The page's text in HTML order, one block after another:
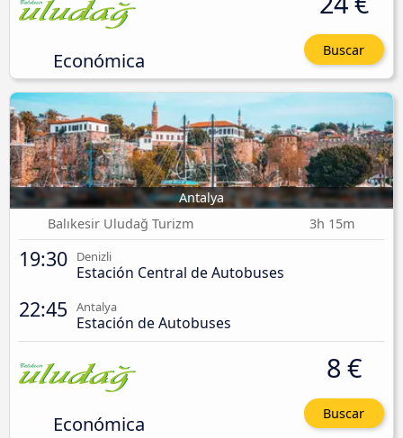
Económica Buscar
Antalya
Balıkesir Uludağ Turizm
3h 15m
19:30 Denizli
Estación Central de Autobuses
22:45 Antalya
Estación de Autobuses
Económica
8 €
Buscar